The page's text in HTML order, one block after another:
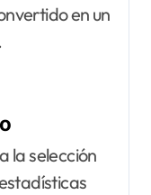
en un
la selección